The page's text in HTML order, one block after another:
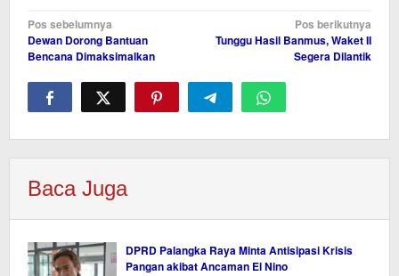
Navigasi
pos
Pos sebelumnya
Dewan Dorong Bantuan
Bencana Dimaksimalkan
Pos berikutnya
Tunggu Hasil Banmus, Waket II
Segera Dilantik
Baca Juga
DPRD Palangka Raya Minta Antisipasi Krisis
Pangan akibat Ancaman El Nino